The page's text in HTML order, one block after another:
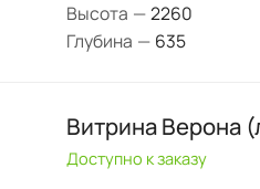
Высота —2260
Глубина — 635
Витрина Верона
Доступно к заказу